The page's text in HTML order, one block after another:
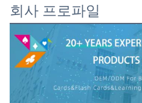
회사 프로파일